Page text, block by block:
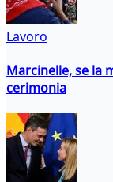
Lavoro
Marcinelle, se la
cerimonia